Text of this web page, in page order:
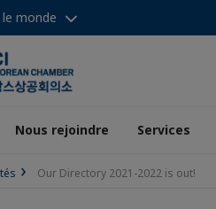
monde
Nous rejoindre Services
Our Directory 2021-2022 is out!